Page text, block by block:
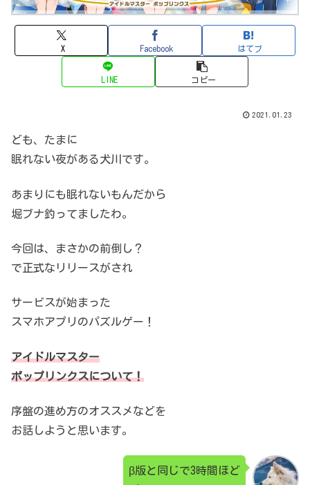
X Facebook はてブ
LINE コピー
2021.01.23
ども、たまに
眠れない夜がある犬川です。
あまりにも眠れないもんだから
堀ブナ釣ってましたわ。
今回は、まさかの前倒し？
で正式なリリースがされ
サービスが始まった
スマホアプリのパズルゲー！
アイドルマスター
ポップリンクスについて！
序盤の進め方のオススメなどを
お話しようと思います。
β版と同じで3時間ほど